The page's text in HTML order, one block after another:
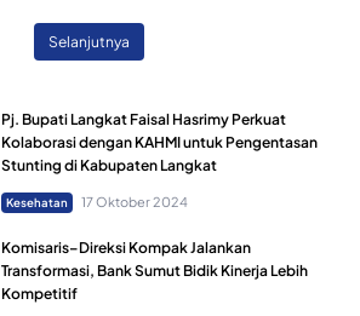
Selanjutnya
Pj. Bupati Langkat Faisal Hasrimy Perkuat
Kolaborasi dengan KAHMI untuk Pengentasan
Stunting di Kabupaten Langkat
Kesehatan 17 Oktober 2024
Komisaris–Direksi Kompak Jalankan
Transformasi, Bank Sumut Bidik Kinerja Lebih
Kompetitif